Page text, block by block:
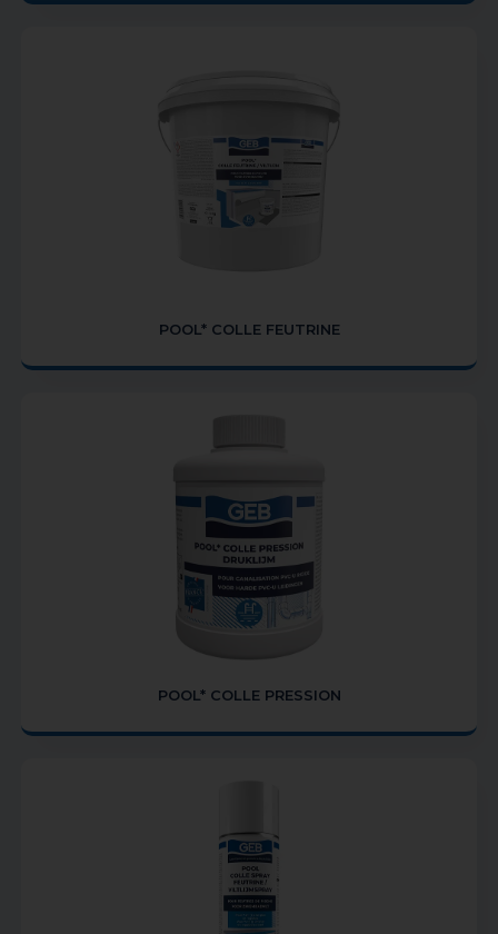
POOL* COLLE FEUTRINE
POOL* COLLE PRESSION